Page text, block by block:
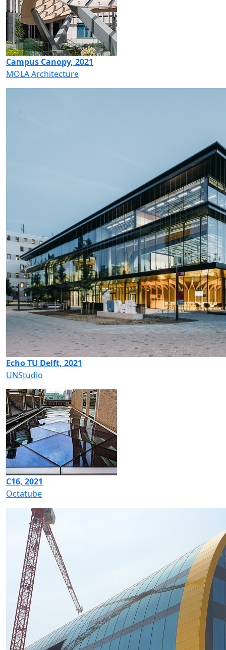
Campus Canopy, 2021
MOLA Architecture
Echo TU Delft, 2021
UNStudio
C16, 2021
Octatube